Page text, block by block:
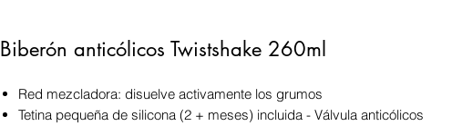
Biberón anticólicos Twistshake 260ml
Red mezcladora: disuelve activamente los grumos
Tetina pequeña de silicona (2 + meses) incluida - Válvula anticólicos